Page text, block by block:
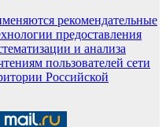
рекомендательные
предоставления
и анализа
пользователей сети
Российской